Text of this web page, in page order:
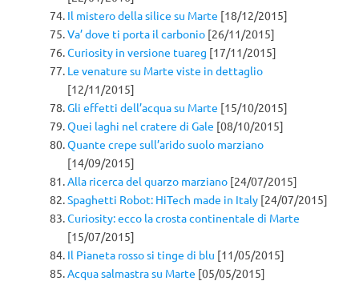
Il mistero della silice su Marte [18/12/2015]
Va’ dove ti porta il carbonio [26/11/2015]
Curiosity in versione tuareg [17/11/2015]
Le venature su Marte viste in dettaglio
[12/11/2015]
Gli effetti dell’acqua su Marte [15/10/2015]
Quei laghi nel cratere di Gale [08/10/2015]
Quante crepe sull’arido suolo marziano
[14/09/2015]
Alla ricerca del quarzo marziano [24/07/2015]
Spaghetti Robot: HiTech made in Italy [24/07/2015]
Curiosity: ecco la crosta continentale di Marte
[15/07/2015]
Il Pianeta rosso si tinge di blu [11/05/2015]
Acqua salmastra su Marte [05/05/2015]